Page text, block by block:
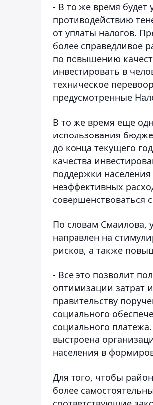
- В то же время будет
противодействию
от уплаты налогов.
более справедливое
по повышению
инвестировать в
техническое
предусмотренные
В то же время еще
использования
до конца текущего
качества
поддержки населения
неэффективных
совершенствоваться
По словам Смаилова,
направлен на
рисков, а также
- Все это позволит
оптимизации затрат
правительству
социального
социального
выстроена
населения в
Для того, чтобы
более